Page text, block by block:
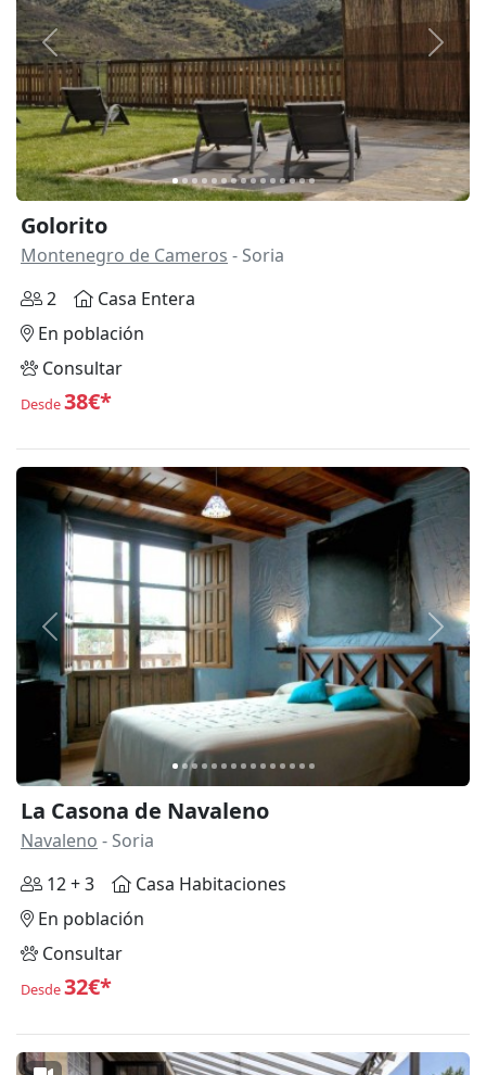
Anterior
Golorito
Montenegro de Cameros - Soria
2
Casa Entera
En población
Consultar
Desde38€*
Anterior
La Casona de Navaleno
Navaleno - Soria
12 + 3
Casa Habitaciones
En población
Consultar
Desde32€*